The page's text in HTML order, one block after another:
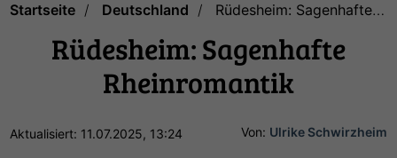
Startseite Deutschland Rüdesheim: Sagenhafte Rheinromantik
Rüdesheim: Sagenhafte
Rheinromantik
Von: Ulrike Schwirzheim
Aktualisiert: 11.07.2025, 13:24